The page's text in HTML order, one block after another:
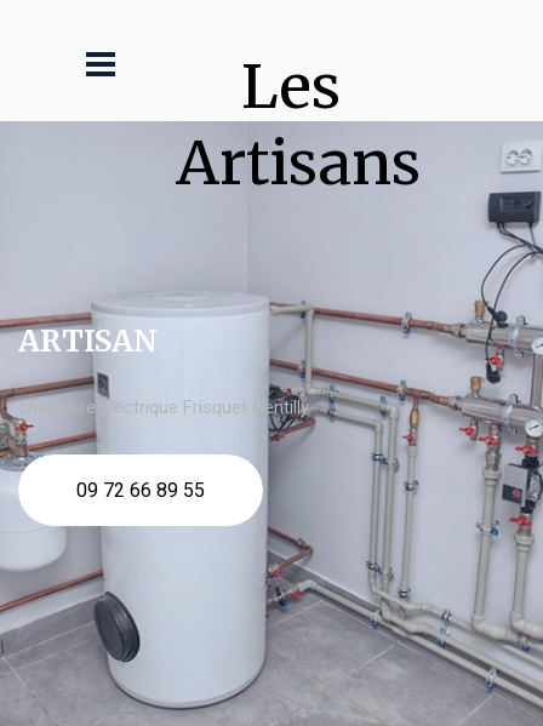
Les
Artisans
ARTISAN
chaudière électrique Frisquet Gentilly
09 72 66 89 55